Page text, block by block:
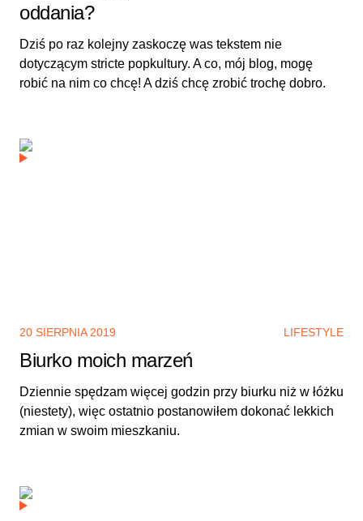
oddania?
Dziś po raz kolejny zaskoczę was tekstem nie
dotyczącym stricte popkultury. A co, mój blog, mogę
robić na nim co chcę! A dziś chcę zrobić trochę dobro.
20 SIERPNIA 2019 LIFESTYLE
Biurko moich marzeń
Dziennie spędzam więcej godzin przy biurku niż w łóżku
(niestety), więc ostatnio postanowiłem dokonać lekkich
zmian w swoim mieszkaniu.